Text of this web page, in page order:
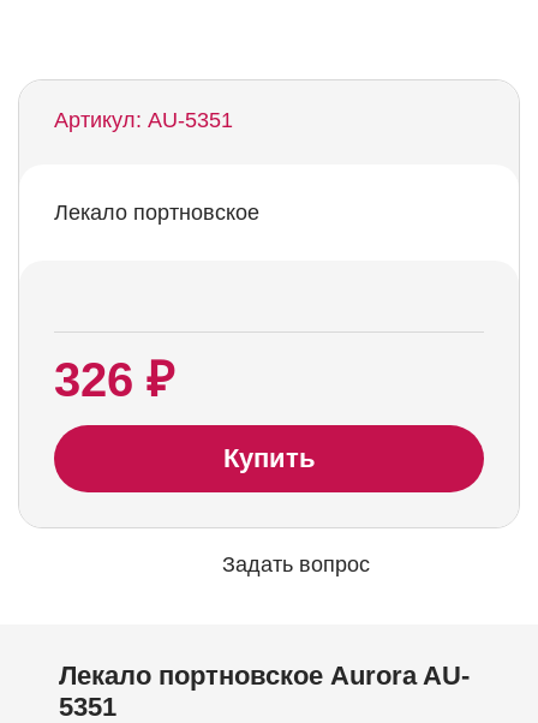
Артикул: AU-5351
Лекало портновское
326 ₽
Купить
Задать вопрос
Лекало портновское Aurora AU-
5351